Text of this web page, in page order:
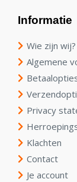
Informatie
Wie zijn wij?
Algemene
Privacy
Klachten
Contact
Je account